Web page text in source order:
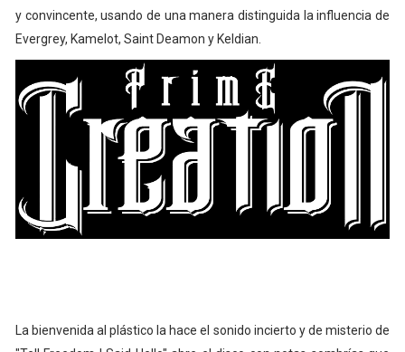
y convincente, usando de una manera distinguida la influencia de
Evergrey, Kamelot, Saint Deamon y Keldian.
La bienvenida al plástico la hace el sonido incierto y de misterio de